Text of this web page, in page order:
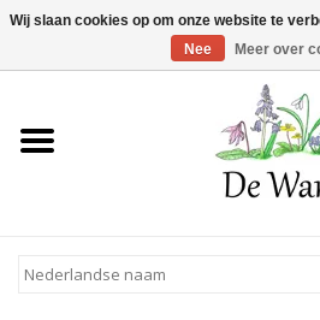
Home
Voorjaarsbloeiers
Wij slaan cookies op om onze website te
Nee
Meer over